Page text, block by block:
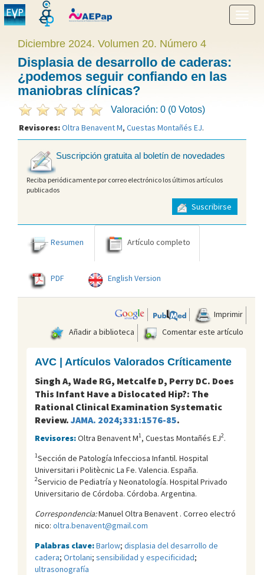
menú
Diciembre 2024. Volumen 20. Número 4
Displasia de desarrollo de caderas:
¿podemos seguir confiando en las
maniobras clínicas?
Valoración: 0 (0 Votos)
Revisores:Oltra Benavent M, Cuestas Montañés EJ.
Suscripción gratuita al boletín de novedades
Reciba periódicamente por correo electrónico los últimos artículos
publicados
Suscribirse
Resumen Artículo completo
PDF English Version
Imprimir
Añadir a biblioteca
Comentar este artículo
AVC | Artículos Valorados Críticamente
Singh A, Wade RG, Metcalfe D, Perry DC. Does
This Infant Have a Dislocated Hip?: The
Rational Clinical Examination Systematic
Review. JAMA. 2024;331:1576-85.
Revisores:Oltra Benavent M1, Cuestas Montañés EJ2.
1Sección de Patología Infecciosa Infantil. Hospital
Universitari i Politècnic La Fe. Valencia. España.
2Servicio de Pediatría y Neonatología. Hospital Privado
Universitario de Córdoba. Córdoba. Argentina.
Correspondencia:Manuel Oltra Benavent . Correo electró
nico: oltra.benavent@gmail.com
Palabras clave:Barlow; displasia del desarrollo de
cadera; Ortolani; sensibilidad y especificidad;
ultrasonografía